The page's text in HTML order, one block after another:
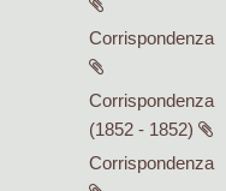
Corrispondenza
Corrispondenza
(1852 - 1852)
Corrispondenza